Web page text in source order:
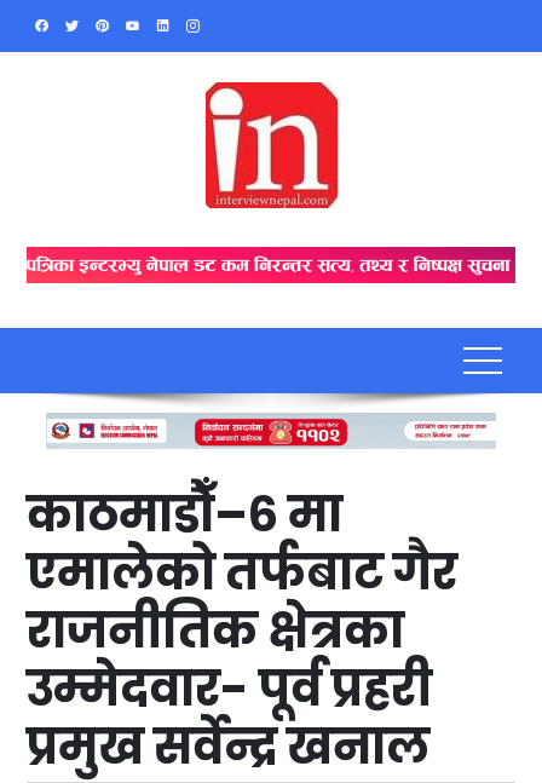
Skip
काठमाडौँ–६ मा
एमालेको तर्फबाट गैर
राजनीतिक क्षेत्रका
उम्मेदवार- पूर्व प्रहरी
प्रमुख सर्वेन्द्र खनाल